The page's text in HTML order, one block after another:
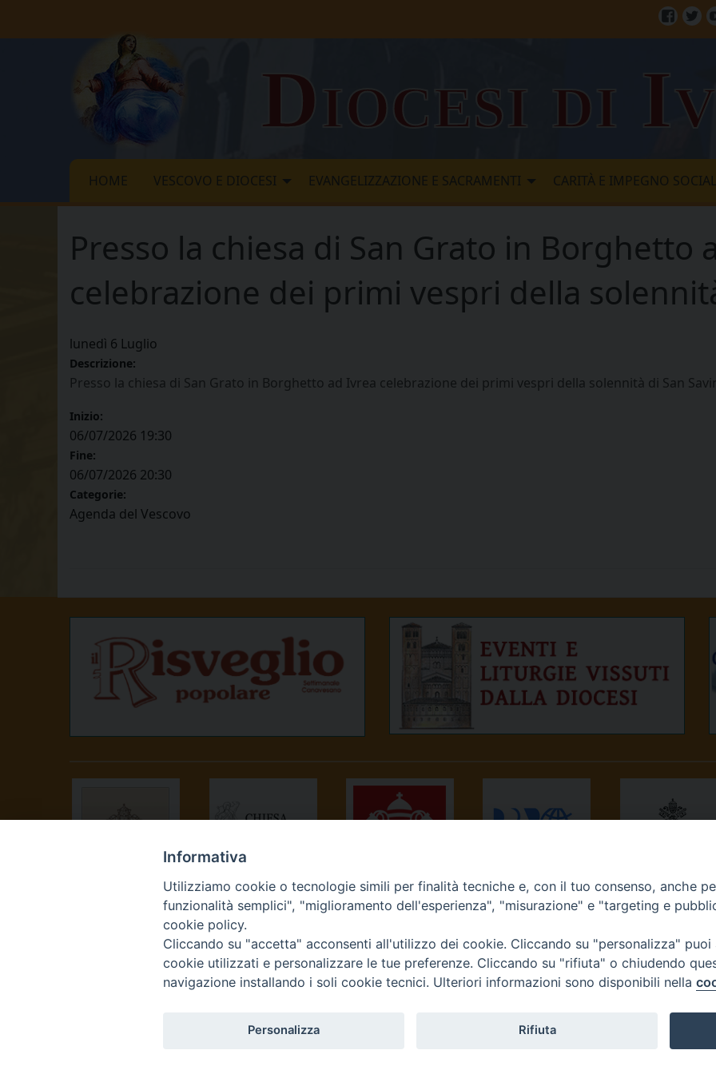
Diocesi di
HOME VESCOVO E DIOCESI EVANGELIZZAZIONE E SACRAMENTI CARITÀ E IMPEGNO
Presso la chiesa di San Grato in Borghetto
celebrazione dei primi vespri della
lunedì 6 Luglio
Descrizione:
Presso la chiesa di San Grato in Borghetto ad Ivrea celebrazione dei primi vespri della solennità di San
Inizio:
06/07/2026 19:30
Fine:
06/07/2026 20:30
Categorie:
Agenda del Vescovo
CONFERENZA
EPISCOPALE
ITALIANA
NEWS.VA RADIO VATICANA
OSSERVATORE
ROMANO
Curia Vescovile Piazza Castello, 3 10015 Ivrea (To) Tel. 0125.641138 Fax 0125.40296
Informativa
Utilizziamo cookie o tecnologie simili per finalità tecniche e, con il tuo consenso, anche
funzionalità semplici", "miglioramento dell'esperienza", "misurazione" e "targeting e
cookie policy.
Cliccando su "accetta" acconsenti all'utilizzo dei cookie. Cliccando su "personalizza"
cookie utilizzati e personalizzare le tue preferenze. Cliccando su "rifiuta" o chiudendo
navigazione installando i soli cookie tecnici. Ulteriori informazioni sono disponibili nella
Personalizza Rifiuta